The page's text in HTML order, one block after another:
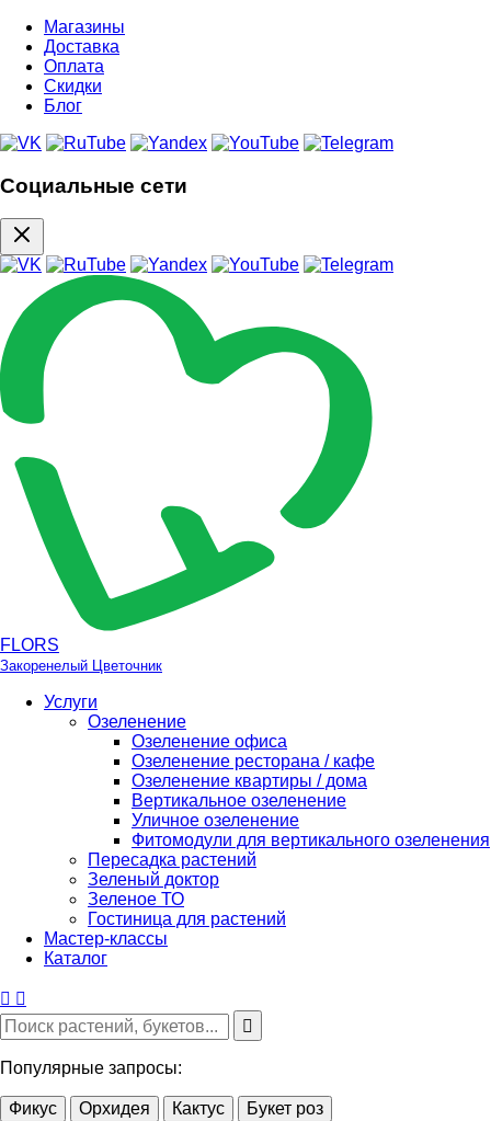
Магазины
Доставка
Оплата
Скидки
Блог
Социальные сети
FLORS
Закоренелый Цветочник
Услуги
Озеленение
Озеленение офиса
Озеленение ресторана / кафе
Озеленение квартиры / дома
Вертикальное озеленение
Уличное озеленение
Фитомодули для вертикального озеленения
Пересадка растений
Зеленый доктор
Зеленое ТО
Гостиница для растений
Мастер-классы
Каталог
Популярные запросы:
Фикус Орхидея Кактус
Букет роз